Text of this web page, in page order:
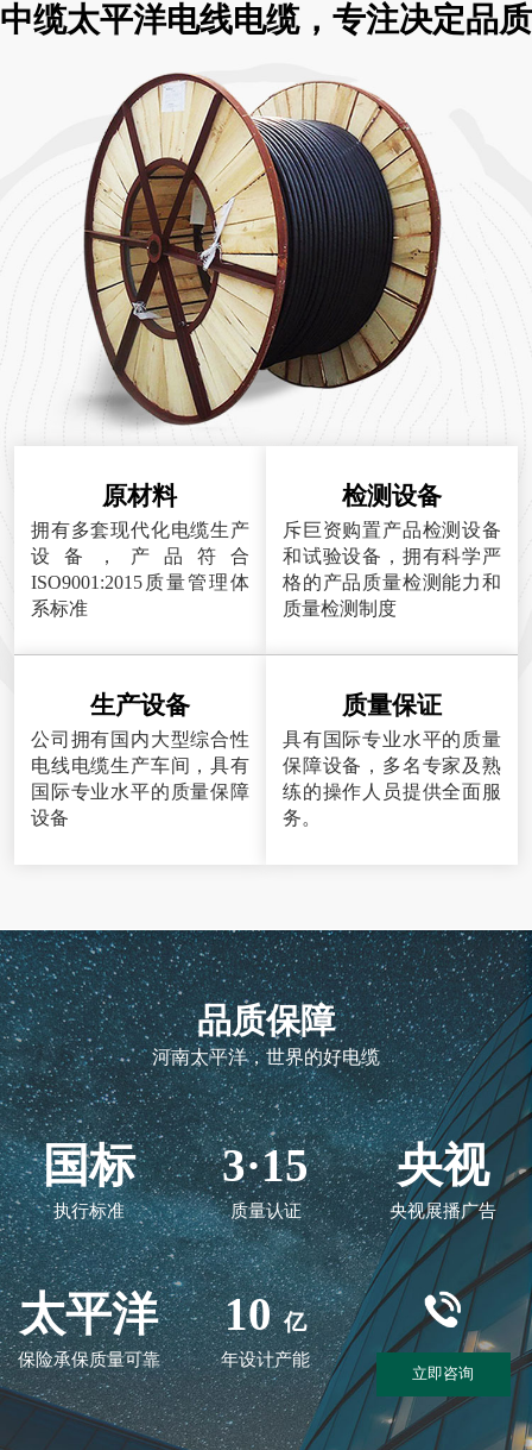
中缆太平洋电线电缆，专注决定品质
原材料
拥有多套现代化电缆生产
设备，产品符合
ISO9001:2015质量管理体
系标准
检测设备
斥巨资购置产品检测设备
和试验设备，拥有科学严
格的产品质量检测能力和
质量检测制度
生产设备
公司拥有国内大型综合性
电线电缆生产车间，具有
国际专业水平的质量保障
设备
质量保证
具有国际专业水平的质量
保障设备，多名专家及熟
练的操作人员提供全面服
务。
品质保障
河南太平洋，世界的好电缆
国标
执行标准
3·15
质量认证
央视
央视展播广告
太平洋
保险承保质量可靠
10 亿
年设计产能
立即咨询